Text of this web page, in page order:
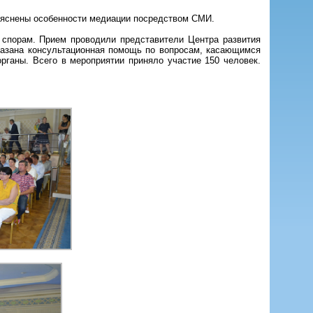
особенности медиации посредством СМИ.
Прием проводили представители Центра развития
консультационная помощь по вопросам, касающимся
Всего в мероприятии приняло участие 150 человек.